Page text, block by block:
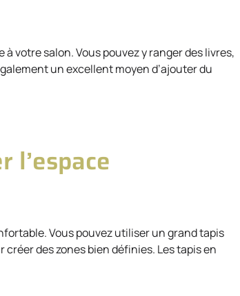
votre salon. Vous pouvez y ranger des livres,
un excellent moyen d’ajouter du
Vous pouvez utiliser un grand tapis
des zones bien définies. Les tapis en